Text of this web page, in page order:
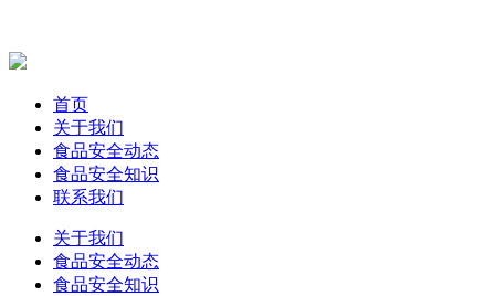
首页
关于我们
食品安全动态
食品安全知识
联系我们
关于我们
食品安全动态
食品安全知识